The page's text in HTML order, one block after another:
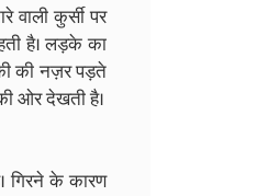
कुर्सी पर
है। लड़के का
की नज़र पड़ते
ओर देखती है।
गिरने के कारण